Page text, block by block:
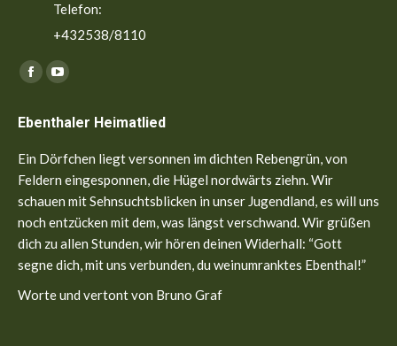
Telefon:
+432538/8110
Finden Sie uns auf:
Facebook
opens
in
new
window
YouTube
opens
in
new
window
Ebenthaler Heimatlied
Ein Dörfchen liegt versonnen im dichten Rebengrün, von
Feldern eingesponnen, die Hügel nordwärts ziehn. Wir
schauen mit Sehnsuchtsblicken in unser Jugendland, es will uns
noch entzücken mit dem, was längst verschwand. Wir grüßen
dich zu allen Stunden, wir hören deinen Widerhall: “Gott
segne dich, mit uns verbunden, du weinumranktes Ebenthal!”
Worte und vertont von Bruno Graf